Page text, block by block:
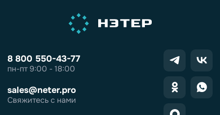
8 800 550-43-77
пн-пт 9:00 - 18:00
sales@neter.pro
Свяжитесь с нами